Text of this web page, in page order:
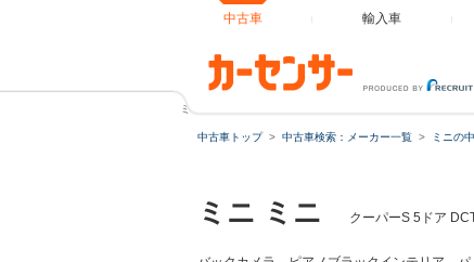
中古車 輸入車
ミニ クーパーS 5ドア DCT 禁煙ワンオーナー車 JCW
中古車トップ
中古車検索：メーカー一覧 ミニの
ミニ ミニ クーパーS 5ドア